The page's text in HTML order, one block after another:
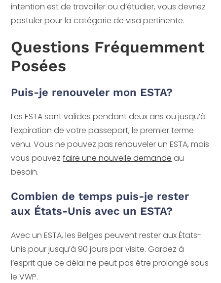
intention est de travailler ou d’étudier, vous devriez
postuler pour la catégorie de visa pertinente.
Questions Fréquemment
Posées
Puis-je renouveler mon ESTA?
Les ESTA sont valides pendant deux ans ou jusqu’à
l’expiration de votre passeport, le premier terme
venu. Vous ne pouvez pas renouveler un ESTA, mais
vous pouvezfaire une nouvelle demande au
besoin.
Combien de temps puis-je rester
aux États-Unis avec un ESTA?
Avec un ESTA, les Belges peuvent rester aux États-
Unis pour jusqu’à 90 jours par visite. Gardez à
l’esprit que ce délai ne peut pas être prolongé sous
le VWP.